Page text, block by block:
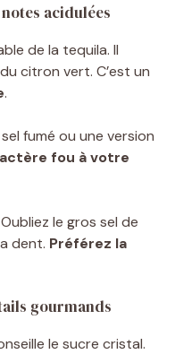
acidulées
de la tequila. Il
citron vert. C’est un
.
fumé ou une version
fou à votre
le gros sel de
dent. Préférez la
gourmands
le sucre cristal.